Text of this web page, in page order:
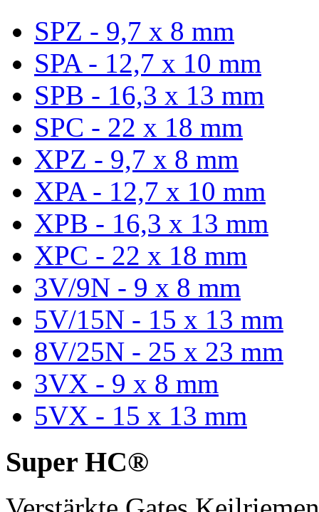
SPZ - 9,7 x 8 mm
SPA - 12,7 x 10 mm
SPB - 16,3 x 13 mm
SPC - 22 x 18 mm
XPZ - 9,7 x 8 mm
XPA - 12,7 x 10 mm
XPB - 16,3 x 13 mm
XPC - 22 x 18 mm
3V/9N - 9 x 8 mm
5V/15N - 15 x 13 mm
8V/25N - 25 x 23 mm
3VX - 9 x 8 mm
5VX - 15 x 13 mm
Super HC®